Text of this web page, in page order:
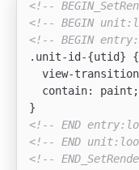
<!--
<!-- BEGIN
<!-- BEGIN
.unit-id-{utid} {
view-
  contain: paint;
<!-- END
<!-- END
<!--